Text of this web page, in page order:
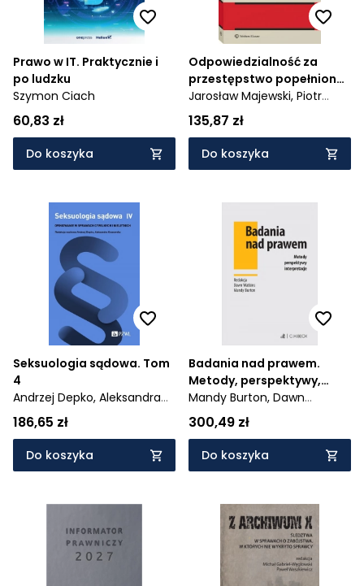
Prawo w IT. Praktycznie i
po ludzku
Szymon Ciach
60,83 zł
Do koszyka
Odpowiedzialność za
przestępstwo popełnione
za granicą
Jarosław Majewski, Piotr
Zakrzewski
135,87 zł
Do koszyka
Seksuologia sądowa. Tom
4
Andrzej Depko, Aleksandra
Krasowska
186,65 zł
Do koszyka
Badania nad prawem.
Metody, perspektywy,
interpretacje
Mandy Burton, Dawn
Watkins
300,49 zł
Do koszyka